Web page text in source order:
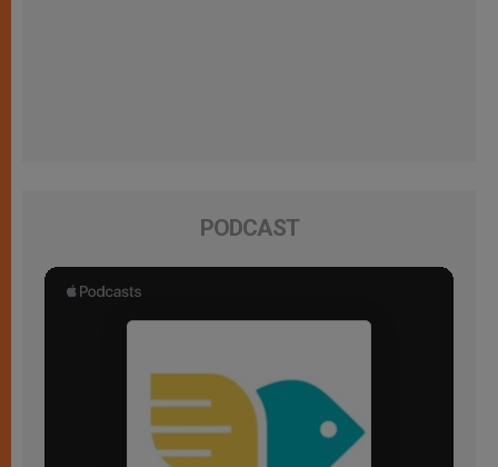
PODCAST